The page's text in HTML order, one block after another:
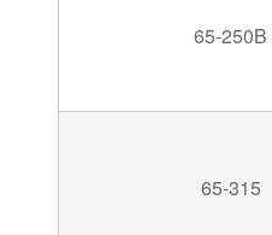
65-250B
65-315